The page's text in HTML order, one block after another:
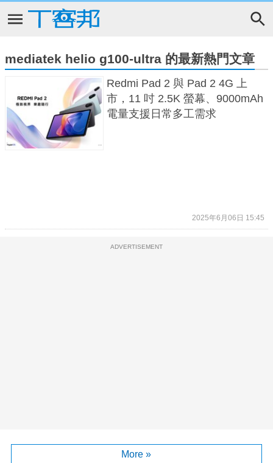
mediatek helio g100-ultra 的最新熱門文章
Redmi Pad 2 與 Pad 2 4G 上
市，11 吋 2.5K 螢幕、9000mAh
電量支援日常多工需求
2025年6月06日 15:45
ADVERTISEMENT
More »